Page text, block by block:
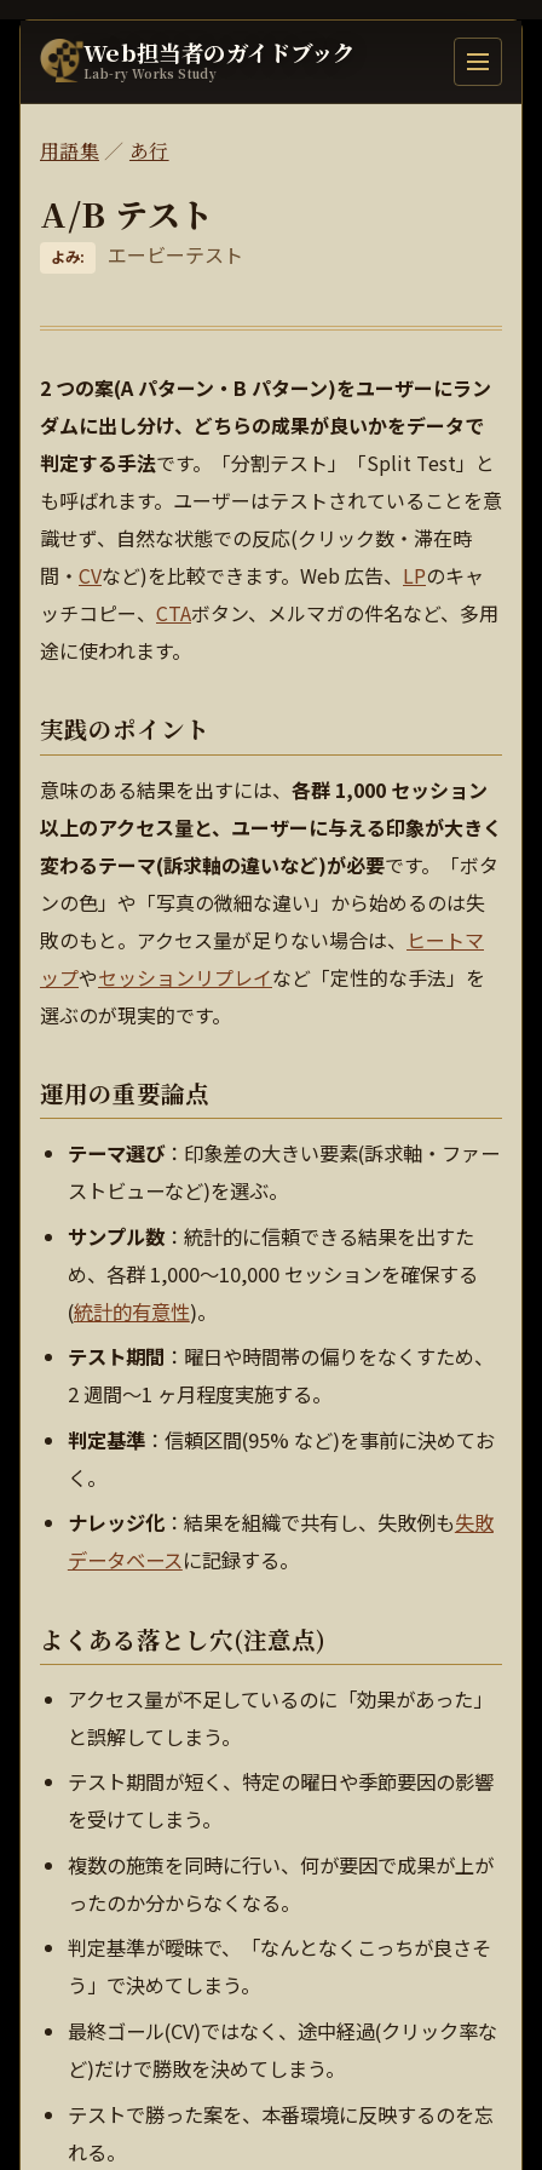
Web担当者のガイドブック
Lab-ry Works Study 目次を開
用語集／ あ行
A/B テスト
よみ: エービーテスト
2 つの案(A パターン・B パターン)をユーザーにラン
ダムに出し分け、どちらの成果が良いかをデータで
判定する手法です。「分割テスト」「Split Test」と
も呼ばれます。ユーザーはテストされていることを意
識せず、自然な状態での反応(クリック数・滞在時
間・ CVなど)を比較できます。Web 広告、 LPのキャ
ッチコピー、 CTAボタン、メルマガの件名など、多用
途に使われます。
実践のポイント
意味のある結果を出すには、 各群 1,000 セッション
以上のアクセス量と、ユーザーに与える印象が大きく
変わるテーマ(訴求軸の違いなど)が必要です。「ボタ
ンの色」や「写真の微細な違い」から始めるのは失
敗のもと。アクセス量が足りない場合は、 ヒートマ
ップやセッションリプレイなど「定性的な手法」を
選ぶのが現実的です。
運用の重要論点
テーマ選び：印象差の大きい要素(訴求軸・ファー
ストビューなど)を選ぶ。
サンプル数：統計的に信頼できる結果を出すた
め、各群 1,000〜10,000 セッションを確保する
(統計的有意性)。
テスト期間 ：曜日や時間帯の偏りをなくすため、
2 週間〜1 ヶ月程度実施する。
判定基準：信頼区間(95% など)を事前に決めてお
く。
ナレッジ化：結果を組織で共有し、失敗例も失敗
データベースに記録する。
よくある落とし穴(注意点)
アクセス量が不足しているのに「効果があった」
と誤解してしまう。
テスト期間が短く、特定の曜日や季節要因の影響
を受けてしまう。
複数の施策を同時に行い、何が要因で成果が上が
ったのか分からなくなる。
判定基準が曖昧で、「なんとなくこっちが良さそ
う」で決めてしまう。
最終ゴール(CV)ではなく、途中経過(クリック率な
ど)だけで勝敗を決めてしまう。
テストで勝った案を、本番環境に反映するのを忘
れる。